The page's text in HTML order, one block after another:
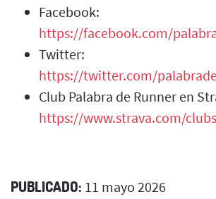
Facebook:
https://facebook.com/
Twitter:
https://twitter.com/
Club Palabra de Runner en
https://www.strava.com/
PUBLICADO: 11 mayo 2026